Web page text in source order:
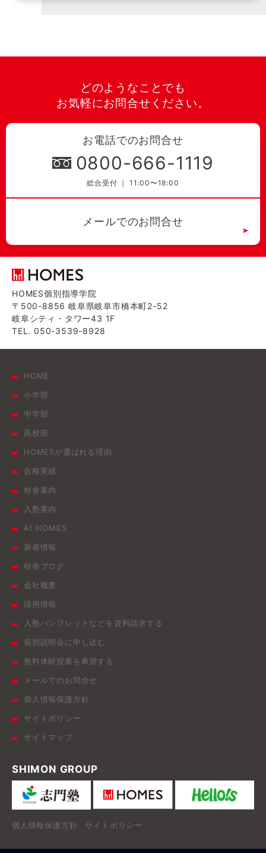
どのようなことでも
お気軽にお問合せください。
お電話でのお問合せ
0800-666-1119
総合受付 ｜ 11:00〜18:00
メールでのお問合せ
HOMES個別指導学院
〒500-8856 岐阜県岐阜市橋本町2-52
岐阜シティ・タワー43 1F
TEL. 050-3539-8928
HOME
小学部
中学部
高校部
HOMESが選ばれる理由
合格実績
校舎案内
入塾案内
At HOMES
新着情報
校舎ブログ
会社概要
採用情報
入塾パンフレットなどを資料請求する
個別説明会に申し込む
無料体験授業を希望する
メールでのお問合せ
個人情報保護方針
サイトポリシー
サイトマップ
SHIMON GROUP
個人情報保護方針 サイトポリシー